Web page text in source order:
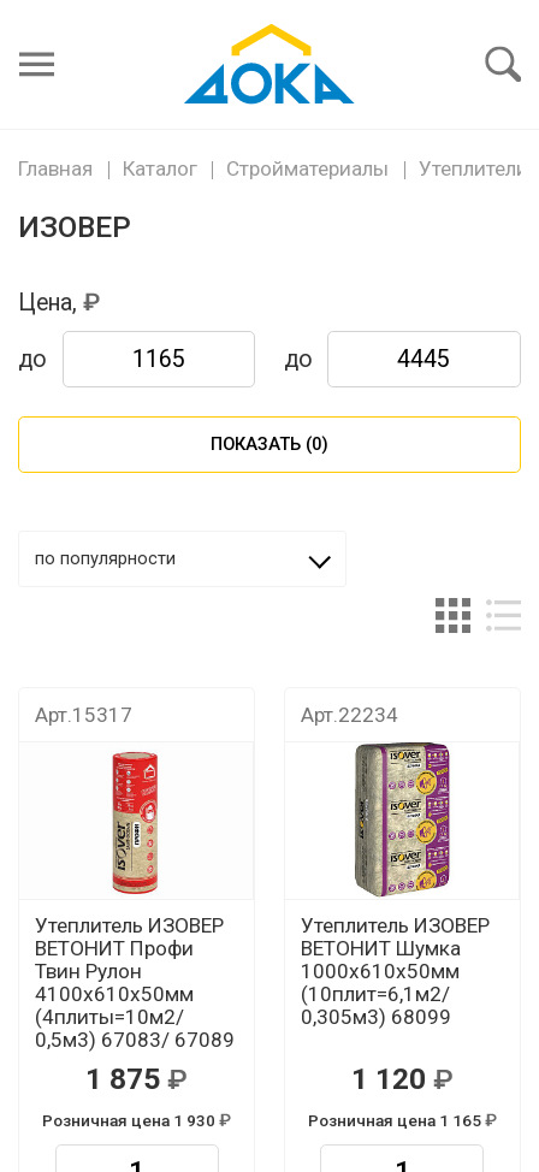
пароль
Главная Каталог Стройматериалы Утеплители
ИЗОВЕР
Цена,
до до
ПОКАЗАТЬ (0)
по популярности
Арт.15317
Утеплитель ИЗОВЕР
ВЕТОНИТ Профи
Твин Рулон
4100х610х50мм
(4плиты=10м2/
0,5м3) 67083/ 67089
1 875
Розничная цена 1 930
Арт.22234
Утеплитель ИЗОВЕР
ВЕТОНИТ Шумка
1000х610х50мм
(10плит=6,1м2/
0,305м3) 68099
1 120
Розничная цена 1 165